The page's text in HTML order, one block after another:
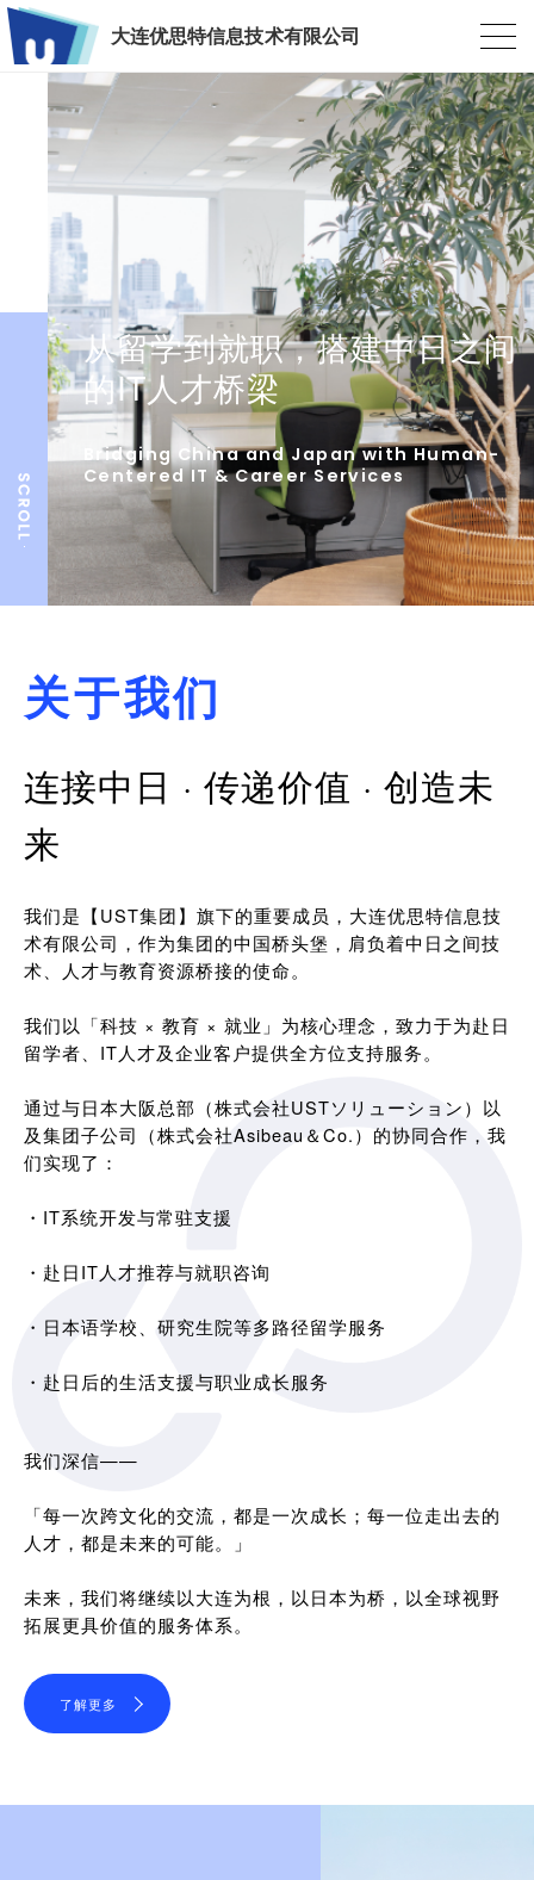
大连优思特信息技术有限公司
从留学到就职，搭建中日之间
的IT人才桥梁
Bridging China and Japan with Human-
Centered IT & Career Services
关于我们
连接中日 · 传递价值 · 创造未
来
我们是【UST集团】旗下的重要成员，大连优思特信息技
术有限公司，作为集团的中国桥头堡，肩负着中日之间技
术、人才与教育资源桥接的使命。
我们以「科技 × 教育 × 就业」为核心理念，致力于为赴日
留学者、IT人才及企业客户提供全方位支持服务。
通过与日本大阪总部（株式会社USTソリューション）以
及集团子公司（株式会社Asibeau＆Co.）的协同合作，我
们实现了：
・IT系统开发与常驻支援
・赴日IT人才推荐与就职咨询
・日本语学校、研究生院等多路径留学服务
・赴日后的生活支援与职业成长服务
我们深信——
「每一次跨文化的交流，都是一次成长；每一位走出去的
人才，都是未来的可能。」
未来，我们将继续以大连为根，以日本为桥，以全球视野
拓展更具价值的服务体系。
了解更多